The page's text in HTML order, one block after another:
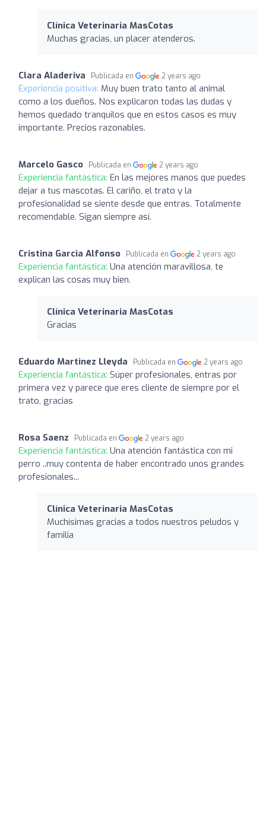
Clínica Veterinaria MasCotas
Muchas gracias, un placer atenderos.
Clara Aladeriva Publicada en 2 years ago
Experiencia positiva: Muy buen trato tanto al animal
como a los dueños. Nos explicaron todas las dudas y
hemos quedado tranquilos que en estos casos es muy
importante. Precios razonables.
Marcelo Gasco Publicada en 2 years ago
Experiencia fantástica: En las mejores manos que puedes
dejar a tus mascotas. El cariño, el trato y la
profesionalidad se siente desde que entras. Totalmente
recomendable. Sigan siempre así.
Cristina Garcia Alfonso Publicada en 2 years ago
Experiencia fantástica: Una atención maravillosa, te
explican las cosas muy bien.
Clínica Veterinaria MasCotas
Gracias
Eduardo Martinez Lleyda Publicada en 2 years ago
Experiencia fantástica: Súper profesionales, entras por
primera vez y parece que eres cliente de siempre por el
trato, gracias
Rosa Saenz Publicada en 2 years ago
Experiencia fantástica: Una atención fantástica con mi
perro ..muy contenta de haber encontrado unos grandes
profesionales...
Clínica Veterinaria MasCotas
Muchísimas gracias a todos nuestros peludos y
familia